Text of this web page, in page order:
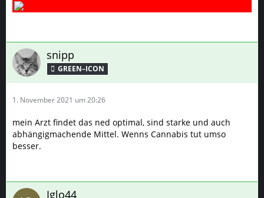
snipp
GREEN–ICON
1. November 2021 um 20:26
mein Arzt findet das ned optimal, sind starke und auch
abhängigmachende Mittel. Wenns Cannabis tut umso
besser.
Iglo44